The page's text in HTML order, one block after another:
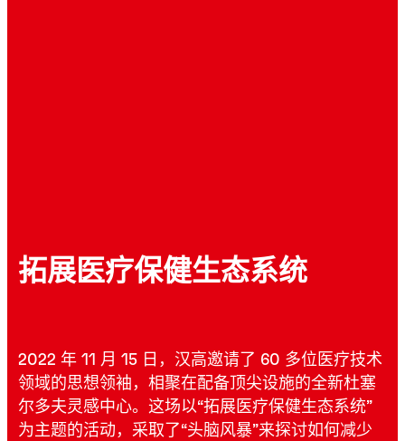
拓展医疗保健生态系统
2022 年 11 月 15 日，汉高邀请了 60 多位医疗技术
领域的思想领袖，相聚在配备顶尖设施的全新杜塞
尔多夫灵感中心。这场以“拓展医疗保健生态系统”
为主题的活动，采取了“头脑风暴”来探讨如何减少